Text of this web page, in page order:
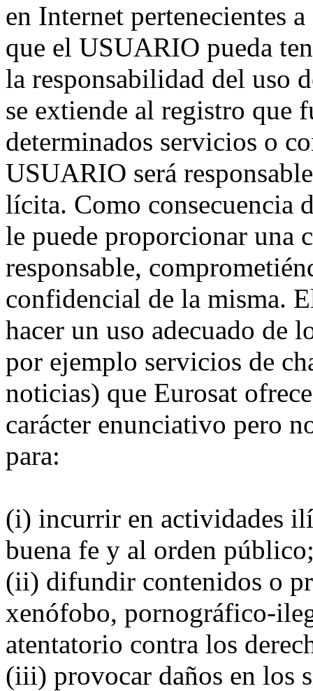
en Internet pertenecientes
que el USUARIO pueda
la responsabilidad del uso
se extiende al registro que
determinados servicios o
USUARIO será
lícita. Como consecuencia
le puede proporcionar una
responsable,
confidencial de la misma.
hacer un uso adecuado de
por ejemplo servicios de
noticias) que Eurosat
carácter enunciativo pero
para:
(i) incurrir en actividades
buena fe y al orden
(ii) difundir contenidos o
xenófobo, pornográfico-
atentatorio contra los
(iii) provocar daños en los